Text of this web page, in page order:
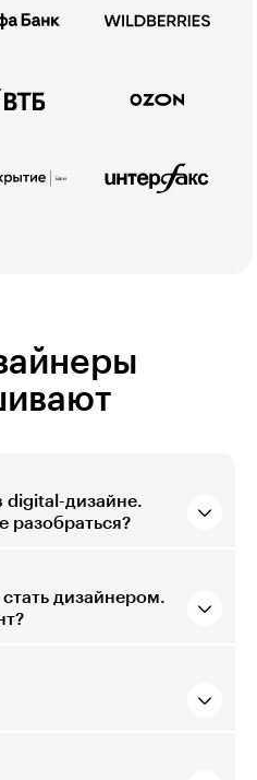
digital-дизайне.
разобраться?
дизайнером.